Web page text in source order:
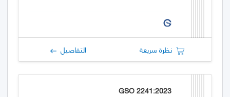
نظرة سريعة التفاصيل
GSO 2241:2023